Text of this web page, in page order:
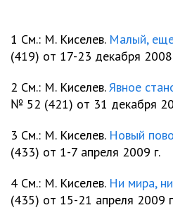
1 См.: М. Киселев. Малый,
(419) от 17-23 декабря 2008
2 См.: М. Киселев.Явное
№ 52 (421) от 31 декабря
3 См.: М. Киселев. Новый
(433) от 1-7 апреля 2009 г.
4 См.: М. Киселев. Ни мира,
(435) от 15-21 апреля 2009